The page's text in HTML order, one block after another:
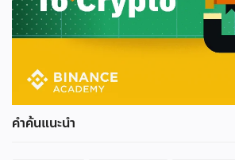
คำค้นแนะนำ